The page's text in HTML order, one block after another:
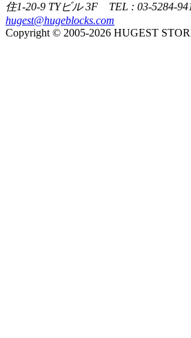
住1-20-9 TYビル 3F TEL : 03-5284-
hugest@hugeblocks.com
Copyright © 2005-2026 HUGEST